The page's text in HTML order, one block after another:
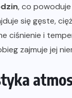
, co
się gęste,
ciśnienie i
zajmuje jej